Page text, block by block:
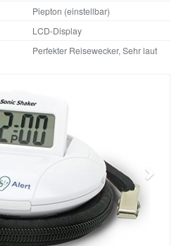
Piepton (einstellbar)
LCD-Display
Perfekter Reisewecker, Sehr laut